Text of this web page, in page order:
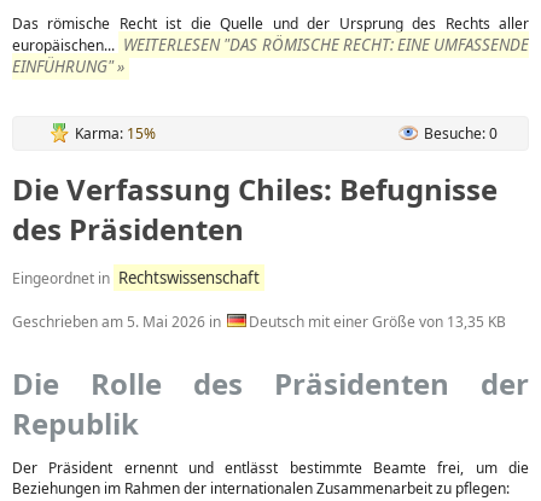
Das römische Recht ist die Quelle und der Ursprung des Rechts aller
europäischen... WEITERLESEN "DAS RÖMISCHE RECHT: EINE UMFASSENDE
EINFÜHRUNG" »
Karma: 15% Besuche: 0
Die Verfassung Chiles: Befugnisse
des Präsidenten
Eingeordnet in Rechtswissenschaft
Geschrieben am 5. Mai 2026 in Deutsch mit einer Größe von 13,35 KB
Die Rolle des Präsidenten der
Republik
Der Präsident ernennt und entlässt bestimmte Beamte frei, um die
Beziehungen im Rahmen der internationalen Zusammenarbeit zu pflegen: